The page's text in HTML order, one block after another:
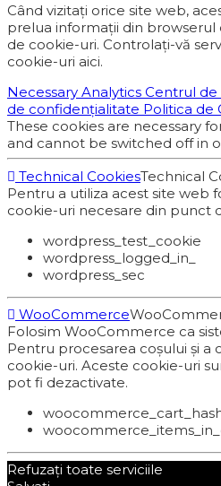
Când vizitați orice site web,
prelua informații din browserul
de cookie-uri. Controlați-vă
cookie-uri aici.
Necessary Analytics Centrul
de confidențialitate Politica de
These cookies are necessary
and cannot be switched off in
Technical CookiesTechnical
Pentru a utiliza acest site web
cookie-uri necesare din punct
wordpress_test_cookie
wordpress_logged_in_
wordpress_sec
WooCommerce
Folosim WooCommerce ca
Pentru procesarea coșului și a
cookie-uri. Aceste cookie-uri
pot fi dezactivate.
Refuzați toate serviciile